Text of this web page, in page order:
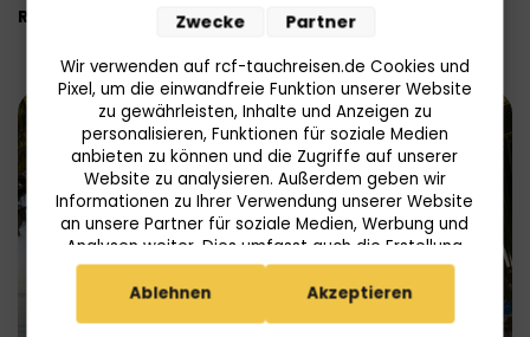
Read More
Wir verwenden auf rcf-tauchreisen.de Cookies und
Pixel, um die einwandfreie Funktion unserer Website
zu gewährleisten, Inhalte und Anzeigen zu
personalisieren, Funktionen für soziale Medien
anbieten zu können und die Zugriffe auf unserer
Website zu analysieren. Außerdem geben wir
Informationen zu Ihrer Verwendung unserer Website
an unsere Partner für soziale Medien, Werbung und
Analysen weiter. Dies umfasst auch die Erstellung
pseudonymer Nutzungsprofile. Unsere Partner
(Userlike Google Advertising Products) führen diese
Zwecke Partner
Ablehnen Akzeptieren